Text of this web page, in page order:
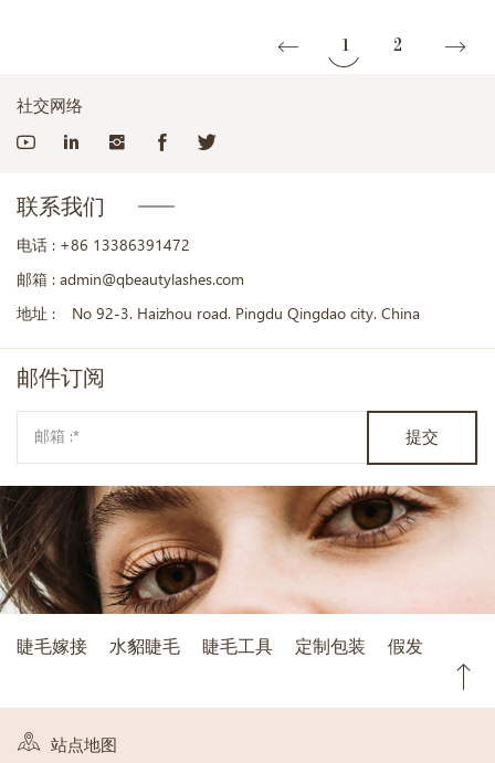
1 2
社交网络
联系我们
电话 : +86 13386391472
邮箱 : admin@qbeautylashes.com
地址 :
No 92-3. Haizhou road. Pingdu Qingdao city. China
邮件订阅
提交
睫毛嫁接 水貂睫毛 睫毛工具 定制包装 假发
站点地图